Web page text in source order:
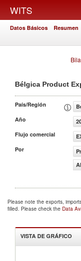
WITS
Datos Básicos Resumen
Bélgica Product
País/Región
Año
Flujo comercial
Por
Please note the exports,
filled. Please check the Data
VISTA DE GRÁFICO